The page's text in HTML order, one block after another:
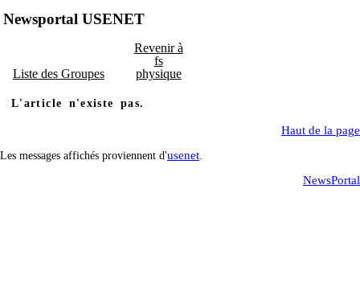
Newsportal USENET
Liste des Groupes
Revenir à
fs
physique
L'article n'existe pas.
Haut de la page
Les messages affichés proviennent d'usenet
NewsPortal